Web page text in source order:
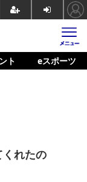
ト eスポーツ
くれたの